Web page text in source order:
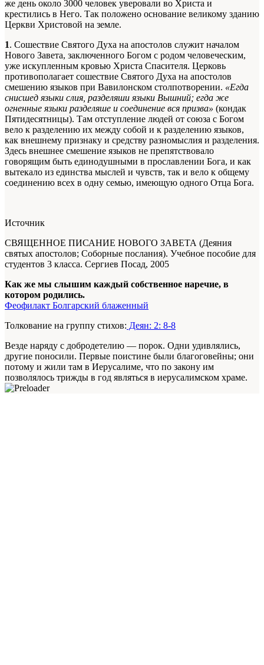
же день около 3000 человек уверовали во Христа и
крестились в Него. Так положено основание великому зданию
Церкви Христовой на земле.
1. Сошествие Святого Духа на апостолов служит началом
Нового Завета, заключенного Богом с родом человеческим,
уже искупленным кровью Христа Спасителя. Церковь
противополагает сошествие Святого Духа на апостолов
смешению языков при Вавилонском столпотворении. «Егда
снисшед языки слия, разделяши языки Вышний; егда же
огненные языки разделяше и соединение вся призва» (кондак
Пятидесятницы). Там отступление людей от союза с Богом
вело к разделению их между собой и к разделению языков,
как внешнему признаку и средству разномыслия и разделения.
Здесь внешнее смешение языков не препятствовало
говорящим быть единодушными в прославлении Бога, и как
вытекало из единства мыслей и чувств, так и вело к общему
соединению всех в одну семью, имеющую одного Отца Бога.
Источник
СВЯЩЕННОЕ ПИСАНИЕ НОВОГО ЗАВЕТА (Деяния
святых апостолов; Соборные послания). Учебное пособие для
студентов 3 класса. Сергиев Посад, 2005
Как же мы слышим каждый собственное наречие, в
котором родились.
Феофилакт Болгарский блаженный
Толкование на группу стихов: Деян: 2: 8-8
Везде наряду с добродетелию — порок. Одни удивлялись,
другие поносили. Первые поистине были благоговейны; они
потому и жили там в Иерусалиме, что по закону им
позволялось трижды в год являться в иерусалимском храме.